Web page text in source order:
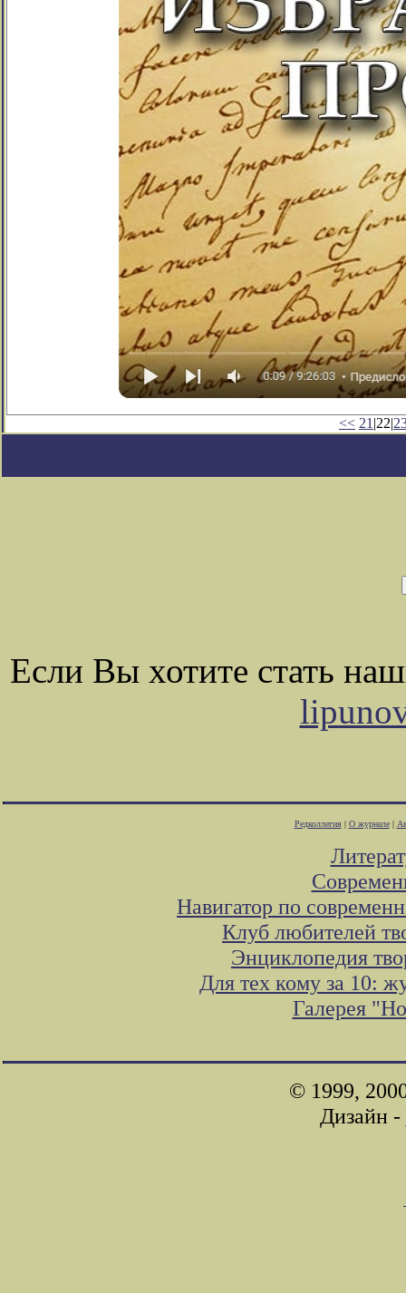
<< 21 |22|
Если Вы хотите стать
Редколлегия| О журнале|
Навигатор по
Клуб любителей
Энциклопедия
Для тех кому за 10:
Галерея
© 1999,
Дизайн -